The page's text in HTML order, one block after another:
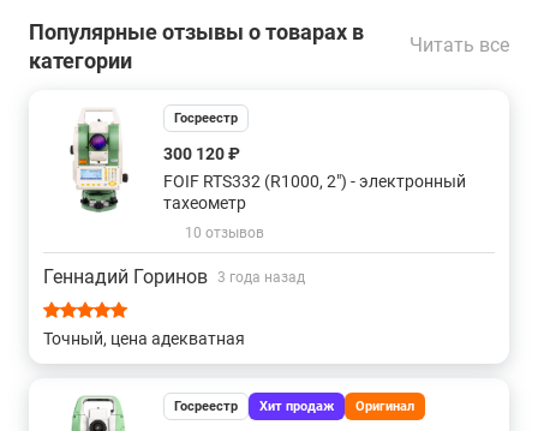
Сканирующий по сетке тахеометр
С точность 0,5 секунд
С лазерным центриром и точностью 0.5"
С лазерным центриром и точностью 1"
Популярные отзывы о товарах в
категории
Читать все
Госреестр
300 120 ₽
FOIF RTS332 (R1000, 2") - электронный
тахеометр
10 отзывов
Геннадий Горинов 3 года назад
Точный, цена адекватная
Госреестр Хит продаж Оригинал